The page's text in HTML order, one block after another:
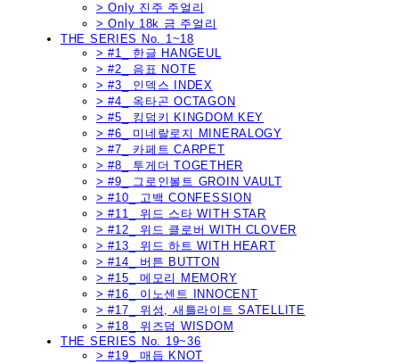
> Only 진주 주얼리
> Only 18k 금 주얼리
THE SERIES No. 1~18
> #1_ 한글 HANGEUL
> #2_ 음표 NOTE
> #3_ 인덱스 INDEX
> #4_ 옥타곤 OCTAGON
> #5_ 킹덤키 KINGDOM KEY
> #6_ 미네랄로지 MINERALOGY
> #7_ 카페트 CARPET
> #8_ 투게더 TOGETHER
> #9_ 그로인볼트 GROIN VAULT
> #10_ 고백 CONFESSION
> #11_ 위드 스타 WITH STAR
> #12_ 위드 클로버 WITH CLOVER
> #13_ 위드 하트 WITH HEART
> #14_ 버튼 BUTTON
> #15_ 메모리 MEMORY
> #16_ 이노센트 INNOCENT
> #17_ 위성, 새틀라이트 SATELLITE
> #18_ 위즈덤 WISDOM
THE SERIES No. 19~36
> #19_ 매듭 KNOT